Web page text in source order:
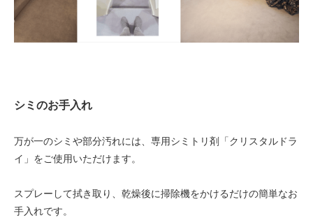
シミのお手入れ
万が一のシミや部分汚れには、専用シミトリ剤「クリスタルドラ
イ」をご使用いただけます。
スプレーして拭き取り、乾燥後に掃除機をかけるだけの簡単なお
手入れです。